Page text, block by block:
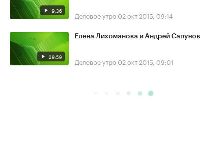
9:36 Деловое утро 02 окт 2015, 09:14
29:59
Елена Лихоманова и Андрей Сапунов
Деловое утро 02 окт 2015, 09:01